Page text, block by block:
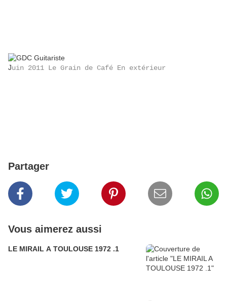
Juin 2011 Le Grain de Café En extérieur
Partager
Vous aimerez aussi
LE MIRAIL A TOULOUSE 1972 .1